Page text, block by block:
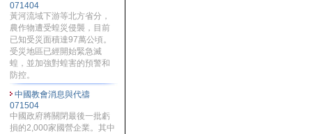
071404
黃河流域下游等北方省分，
農作物遭受蝗災侵襲，目前
已知受災面積達97萬公頃。
受災地區已經開始緊急滅
蝗，並加強對蝗害的預警和
防控。
中國教會消息與代禱
071504
中國政府將關閉最後一批虧
損的2,000家國營企業。其中